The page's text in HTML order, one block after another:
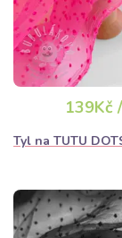
139Kč
Tyl na TUTU